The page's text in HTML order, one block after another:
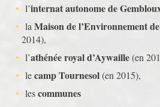
l’internat autonome de
la Maison de l’Environnement
2014),
l’athénée royal d’Aywaille(en
lecamp Tournesol(en 2015),
lescommunes